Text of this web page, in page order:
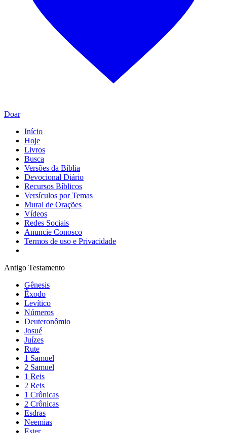
Doar
Início
Hoje
Livros
Busca
Versões da Bíblia
Devocional Diário
Recursos Bíblicos
Versículos por Temas
Mural de Orações
Vídeos
Redes Sociais
Anuncie Conosco
Termos de uso e Privacidade
Antigo Testamento
Gênesis
Êxodo
Levítico
Números
Deuteronômio
Josué
Juízes
Rute
1 Samuel
2 Samuel
1 Reis
2 Reis
1 Crônicas
2 Crônicas
Esdras
Neemias
Ester